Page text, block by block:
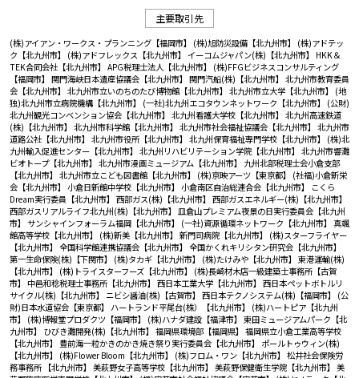
主要取引先
(株)アイアン・ワークス・プランニング【福岡市】 (株)旭防災設備【北九州市】 (株)アドテッ
ク【北九州市】 (株)アドフレックス【北九州市】 イーコムジャパン(株)【北九州市】 HKK＆
TEK合同会社【北九州市】 APG税理士法人【北九州市】 (株)FFGビジネスコンサルティング
【福岡市】 関門海峡日本遺産協議会【北九州市】 関門汽船(株)【北九州市】 北九州市教育委員
会【北九州市】 北九州市立いのちのたび博物館【北九州市】 北九州市立大学【北九州市】 (地
独)北九州市立病院機構【北九州市】 (一社)北九州エコタウンネットワーク【北九州市】 (公財)
北九州観光コンベンション協会【北九州市】 北九州看護大学校【北九州市】 北九州高速鉄道
(株)【北九州市】 北九州市科学館【北九州市】 北九州市社会福祉協議会【北九州市】 北九州市
道路公社【北九州市】 北九州市役所【北九州市】 北九州保育福祉専門学校【北九州市】 (株)北
九州輸入促進センター【北九州市】 北九州リハビリテーション学院【北九州市】 北九州市響灘
ビオトープ【北九州市】 北九州市漫画ミュージアム【北九州市】 九州北部税理士会小倉支部
【北九州市】 北九州市立こども図書館【北九州市】 (株)京映アーツ【東京都】 (社福)小倉新栄
会【北九州市】 小倉日新館中学校【北九州市】 小倉南区自治総連合会【北九州市】
こくら
Dream実行委員【北九州市】 西部ガス(株)【北九州市】 西部ガスエネルギー(株)【北九州市】
西部ガスリアルライフ北九州(株)【北九州市】 皿倉山プレミアム夜景の日実行委員会【北九州
市】 サンシャインフォーラム福岡【北九州市】 (一社)資源循環ネットワーク【北九州市】 真颯
館高等学校【北九州市】 (株)新美【北九州市】 新門司病院【北九州市】 (株)スターフライヤー
【北九州市】 全国科学館連携協議会【北九州市】 全国かくれキリシタン研究会【北九州市】
第一生命保険(株)【下関市】 (株)タカギ【北九州市】 (株)たけみや【北九州市】 東港運輸(株)
【北九州市】 (株)トライスターフーズ【北九州市】 (株)長崎材木店一級建築士事務所【古賀
市】 中邑和稔税理士事務所【北九州市】 西日本工業大学【北九州市】 西日本ペットボトルリ
サイクル(株)【北九州市】 ニビシ醤油(株)【古賀市】 西日本テクノシステム(株)【福岡市】 (公
財)日本水道協会【東京都】 ハートランド平尾台(株）【北九州市】 (株)ハートピア【北九州
市】 (株)博報堂プロダクツ【福岡市】 (株)ハナダ建設【福津市】 東田ミュージアムパーク【北
九州市】 ひびき灘開発(株)【北九州市】 福岡県環境部【福岡県】 福岡県立小倉工業高等学校
【北九州市】 豊前海一粒かきのかき焼き祭り実行委員会【北九州市】 ポールトゥウィン(株)
【北九州市】 (株)Flower Bloom【北九州市】 (株)フロム・ワン【北九州市】 松井社会保険労
務事務所 【北九州市】 美萩野女子高等学校【北九州市】 美萩野保健衛生学院【北九州市】 美